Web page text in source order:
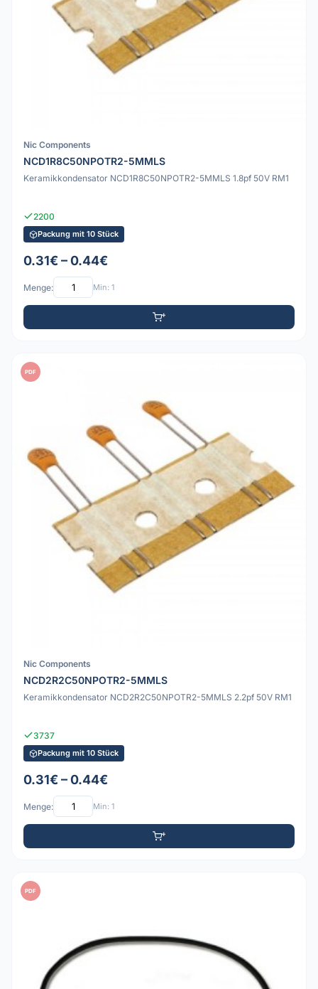
Nic Components
NCD1R8C50NPOTR2-5MMLS
Keramikkondensator NCD1R8C50NPOTR2-5MMLS 1.8pf 50V RM1
2200
Packung mit 10 Stück
0.31€ – 0.44€
Menge: Min: 1
PDF
Nic Components
NCD2R2C50NPOTR2-5MMLS
Keramikkondensator NCD2R2C50NPOTR2-5MMLS 2.2pf 50V RM1
3737
Packung mit 10 Stück
0.31€ – 0.44€
Menge: Min: 1
PDF